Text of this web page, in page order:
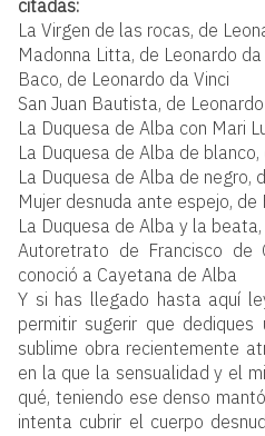
citadas:
La Virgen de las rocas, de
Madonna Litta, de Leonardo da
Baco, de Leonardo da Vinci
San Juan Bautista, de
La Duquesa de Alba con Mari
La Duquesa de Alba de
La Duquesa de Alba de negro,
Mujer desnuda ante espejo, de
La Duquesa de Alba y la
Autoretrato de Francisco
conoció a Cayetana de Alba
Y si has llegado hasta aquí
permitir sugerir que
sublime obra recientemente
en la que la sensualidad y el
qué, teniendo ese denso
intenta cubrir el cuerpo